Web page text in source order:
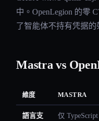
中。OpenLegion 的零
了智能体不持有凭据的
Mastra vs
維度 MASTRA
語言支
仅 TypeScript